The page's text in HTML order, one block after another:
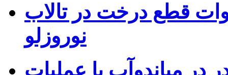
قطع درخت در تالاب
نوروزلو
در میاندوآب با عملیات